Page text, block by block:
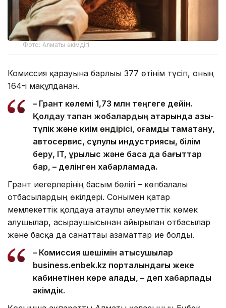
Фото: Алматы әкімдігі
Комиссия қарауына барлығы 377 өтінім түсіп, оның
164-і мақұлданған.
– Грант көлемі 1,73 млн теңгеге дейін.
Қолдау тапқан жобалардың қатарында азық-
түлік және киім өндірісі, қоғамдық тамақтану,
автосервис, сұлулық индустриясы, білім
беру, IT, құрылыс және басқа да бағыттар
бар, – делінген хабарламада.
Грант иегерлерінің басым бөлігі – көпбалалы
отбасылардың өкілдері. Сонымен қатар
мемлекеттік қолдауға атаулы әлеуметтік көмек
алушылар, асыраушысынан айырылған отбасылар
және басқа да санаттағы азаматтар ие болды.
– Комиссия шешімін қатысушылар
business.enbek.kz порталындағы жеке
кабинетінен көре алады, – деп хабарлады
әкімдік.